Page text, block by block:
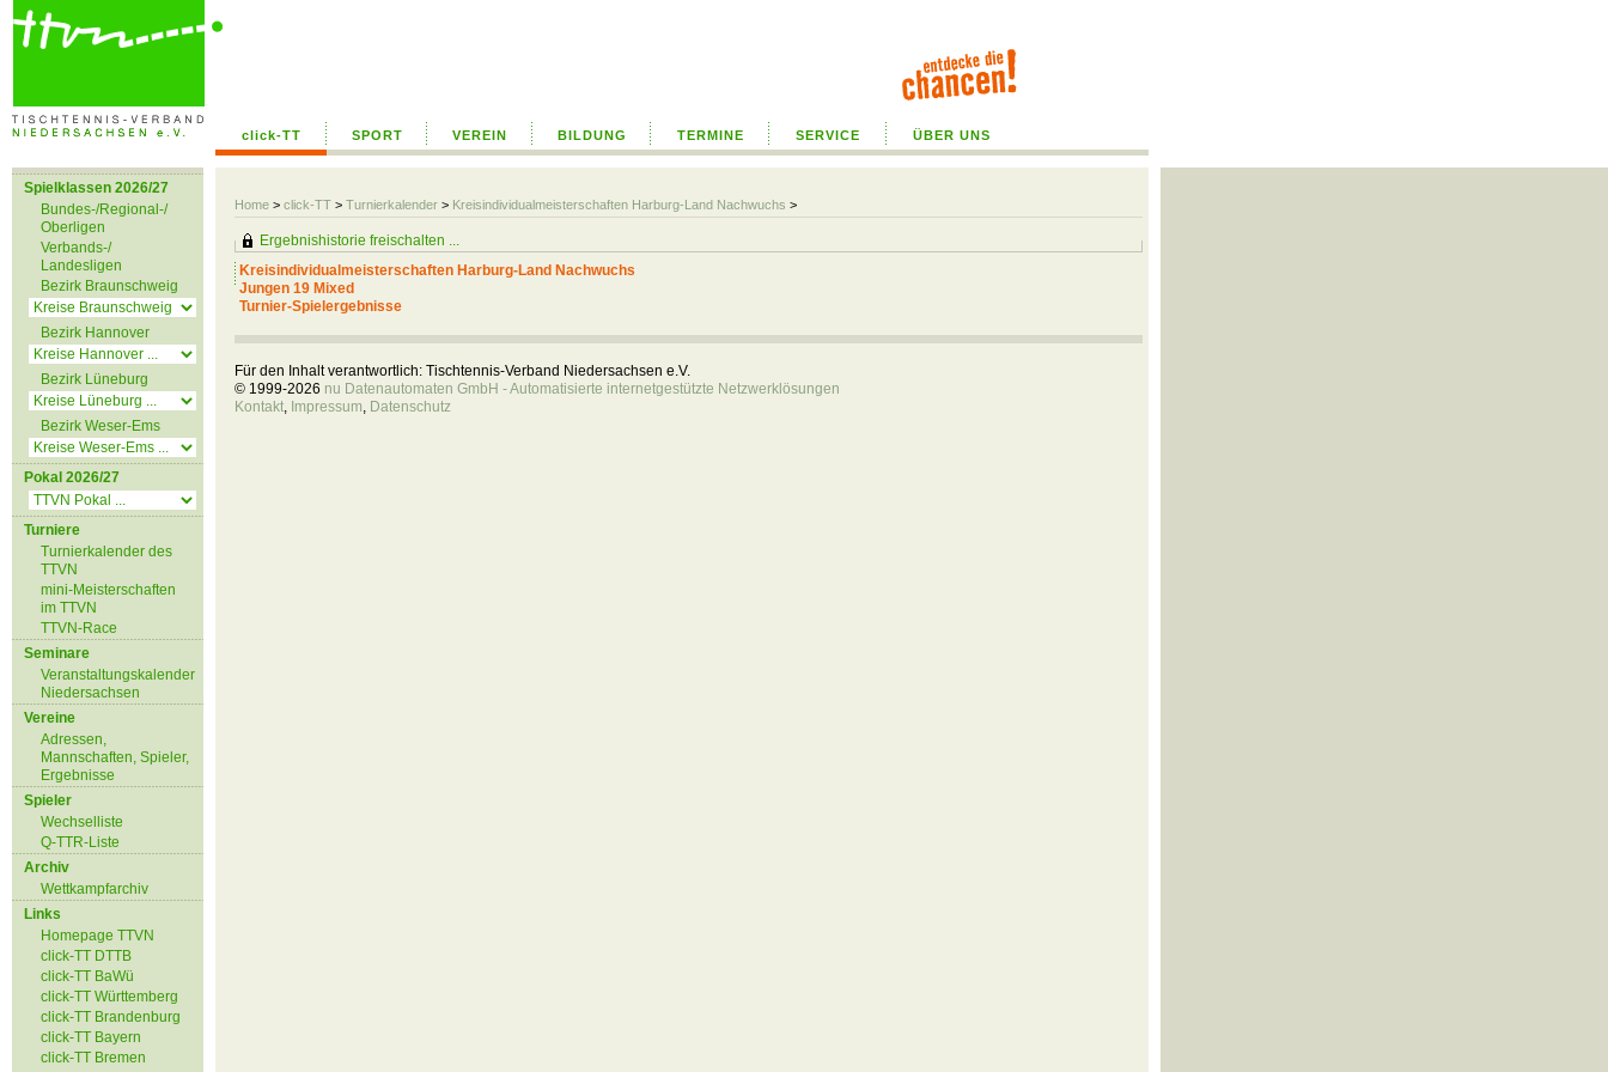
click-TT SPORT VEREIN BILDUNG TERMINE SERVICE ÜBER UNS
Home > click-TT > Turnierkalender > Kreisindividualmeisterschaften Harburg-Land Nachwuchs >
Spielklassen 2026/27
Bundes-/Regional-/
Oberligen
Verbands-/
Landesligen
Bezirk Braunschweig
Bezirk Hannover
Bezirk Lüneburg
Bezirk Weser-Ems
Pokal 2026/27
Turniere
Turnierkalender des
TTVN
mini-Meisterschaften
im TTVN
TTVN-Race
Seminare
Veranstaltungskalender
Niedersachsen
Vereine
Adressen,
Mannschaften, Spieler,
Ergebnisse
Spieler
Wechselliste
Q-TTR-Liste
Archiv
Wettkampfarchiv
Links
Homepage TTVN
click-TT DTTB
click-TT BaWü
click-TT Württemberg
click-TT Brandenburg
click-TT Bayern
click-TT Bremen
Ergebnishistorie freischalten ...
Kreisindividualmeisterschaften Harburg-Land Nachwuchs
Jungen 19 Mixed
Turnier-Spielergebnisse
Für den Inhalt verantwortlich: Tischtennis-Verband Niedersachsen e.V.
© 1999-2026 nu Datenautomaten GmbH - Automatisierte internetgestützte Netzwerklösungen
Kontakt, Impressum, Datenschutz